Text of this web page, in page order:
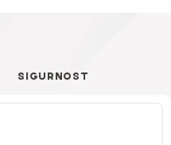
SIGURNOST